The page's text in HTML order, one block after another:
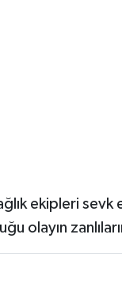
ekipleri sevk
olayın